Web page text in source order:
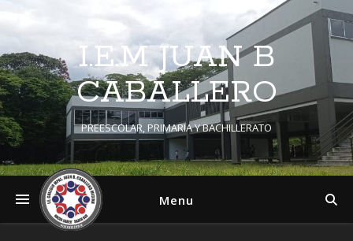
I.E.M JUAN B
CABALLERO
PREESCOLAR, PRIMARIA Y BACHILLERATO
Menu